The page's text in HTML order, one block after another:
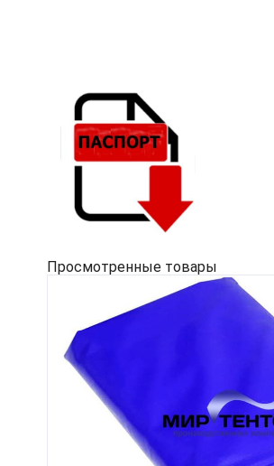
Просмотренные товары